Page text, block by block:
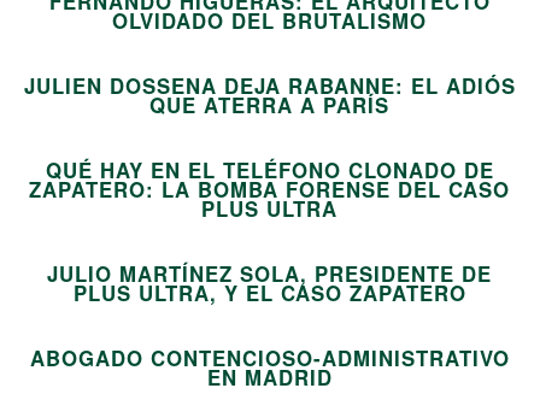
OLVIDADO DEL BRUTALISMO
JULIEN DOSSENA DEJA RABANNE: EL ADIÓS
QUE ATERRA A PARÍS
QUÉ HAY EN EL TELÉFONO CLONADO DE
ZAPATERO: LA BOMBA FORENSE DEL CASO
PLUS ULTRA
JULIO MARTÍNEZ SOLA, PRESIDENTE DE
PLUS ULTRA, Y EL CASO ZAPATERO07
ABOGADO CONTENCIOSO-ADMINISTRATIVO
EN MADRID